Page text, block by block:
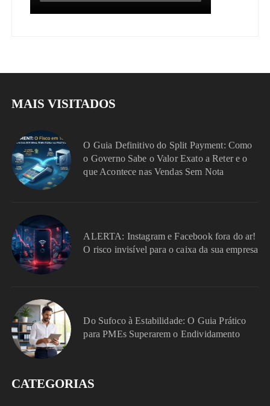
MAIS VISITADOS
O Guia Definitivo do Split Payment: Como
o Governo Sabe o Valor Exato a Reter e o
que Acontece nas Vendas Sem Nota
ALERTA: Instagram e Facebook fora do ar!
O risco invisível para o caixa da sua empresa
Do Sufoco à Estabilidade: O Guia Prático
para PMEs Superarem o Endividamento
CATEGORIAS